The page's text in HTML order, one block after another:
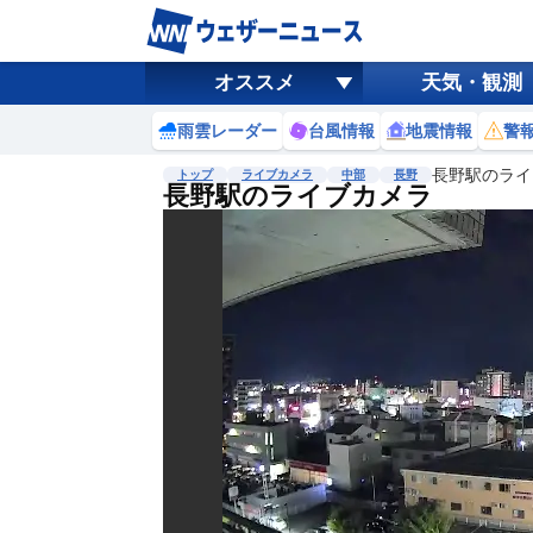
オススメ 天気・観測
雨雲レーダー 台風情報 地震情報 警
トップ ライブカメラ 中部 長野 長野駅のラ
長野駅のライブカメラ